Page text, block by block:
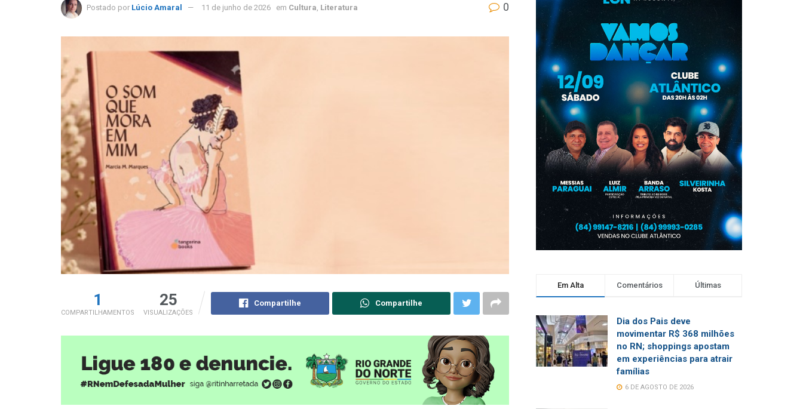
Postado por Lúcio Amaral 11 de junho de 2026 em Cultura Literatura 0
1
COMPARTILHAMENTOS
25
VISUALIZAÇÕES
Compartilhe Compartilhe
Em Alta Comentários Últimas
Dia dos Pais deve
movimentar R$ 368 milhões
no RN; shoppings apostam
em experiências para atrair
famílias
6 DE AGOSTO DE 2026